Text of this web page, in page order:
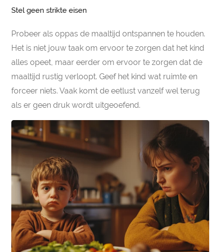
Stel geen strikte eisen
Probeer als oppas de maaltijd ontspannen te houden.
Het is niet jouw taak om ervoor te zorgen dat het kind
alles opeet, maar eerder om ervoor te zorgen dat de
maaltijd rustig verloopt. Geef het kind wat ruimte en
forceer niets. Vaak komt de eetlust vanzelf wel terug
als er geen druk wordt uitgeoefend.